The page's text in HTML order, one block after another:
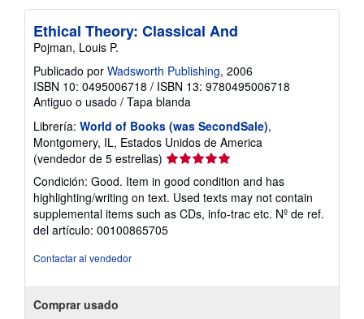
Ethical Theory: Classical And
Pojman, Louis P.
Publicado por Wadsworth Publishing, 2006
ISBN 10: 0495006718 / ISBN 13: 9780495006718
Antiguo o usado / Tapa blanda
Librería: World of Books (was SecondSale),
Montgomery, IL, Estados Unidos de America
(vendedor de 5 estrellas) Calificación
vendedor:
5
de
5
Condición: Good. Item in good condition and has
highlighting/writing on text. Used texts may not contain
supplemental items such as CDs, info-trac etc. Nº de ref.
del artículo: 00100865705
Contactar al vendedor
Comprar usado